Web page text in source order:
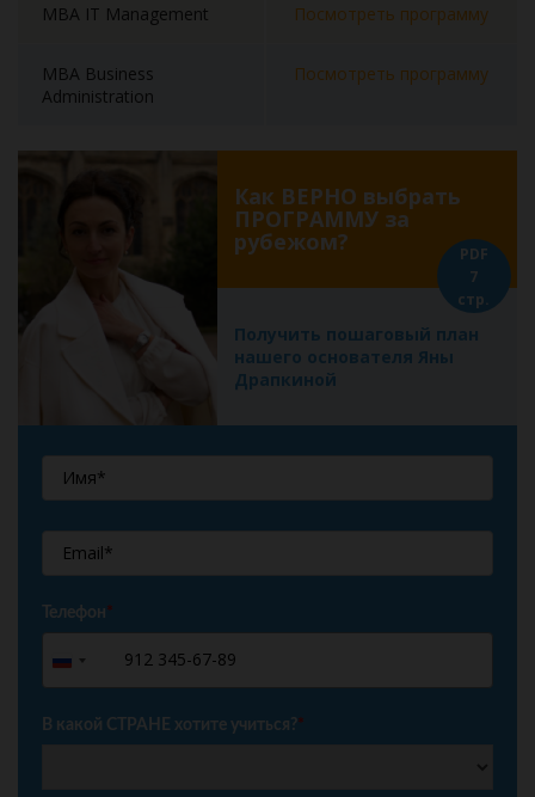
MBA IT Management Посмотреть программу
MBA Business
Administration
Посмотреть программу
Как ВЕРНО выбрать
ПРОГРАММУ за
рубежом?
Получить пошаговый план
нашего основателя Яны
Драпкиной
PDF
7
стр.
Телефон*
Russia
+7
В какой СТРАНЕ хотите учиться?*